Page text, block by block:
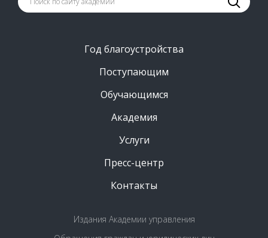
Год благоустройства
Поступающим
Обучающимся
Академия
Услуги
Пресс-центр
Контакты
Издания Академии управления